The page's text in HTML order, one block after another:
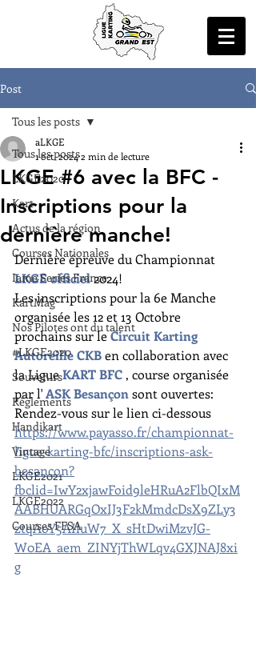
Post
Tous les posts
LKGE2020
Kart
Actus de la région
Courses Nationales
Iame Series France
KartMag
Nos Pilotes ont du talent
#LKGE2020
Souvenirs
Règlements
Handikart
Vintage
LKGE2021
LKGE2022
Courses FFSA
Tous les posts
LKGE #6 avec la BFC -
Inscriptions pour la
dernière manche!
aLKGE
1 oct. 20242 min de lecture
Dernière épreuve du Championnat
LKGE officiel 2024!
Les inscriptions pour la 6e Manche
organisée les 12 et 13 Octobre
prochains sur le Circuit Karting
Autoreille CKB en collaboration avec
la Ligue KART BFC , course organisée
par l' ASK Besançon sont ouvertes:
Rendez-vous sur le lien ci-dessous
https://www.payasso.fr/championnat-
ligue-karting-bfc/inscriptions-ask-
besancon?
fbclid=IwY2xjawFoid9leHRuA2FlbQIxM
AABHUARGqOxIJ3F2kMmdcDsX9ZLy3
ztqAoY5AIluW7_X_sHtDwiMzvJG-
W0EA_aem_ZINYjThWLqv4GXJNAJ8xi
g